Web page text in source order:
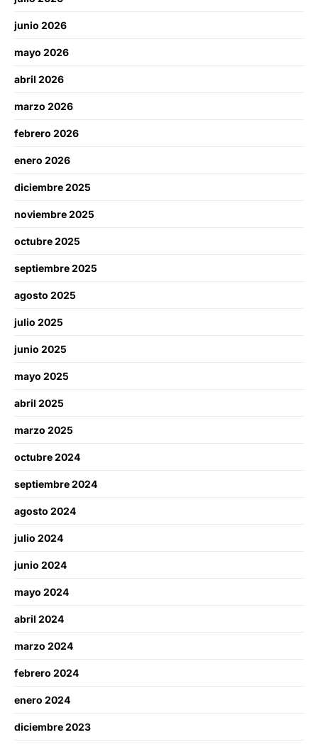
junio 2026
mayo 2026
abril 2026
marzo 2026
febrero 2026
enero 2026
diciembre 2025
noviembre 2025
octubre 2025
septiembre 2025
agosto 2025
julio 2025
junio 2025
mayo 2025
abril 2025
marzo 2025
octubre 2024
septiembre 2024
agosto 2024
julio 2024
junio 2024
mayo 2024
abril 2024
marzo 2024
febrero 2024
enero 2024
diciembre 2023